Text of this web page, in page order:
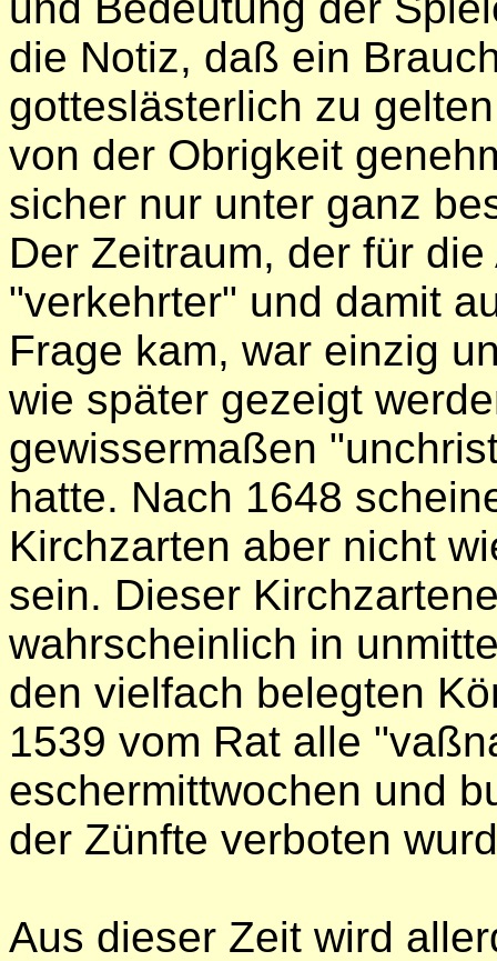
die Notiz, daß ein
gotteslästerlich zu
von der Obrigkeit
sicher nur unter ganz
Der Zeitraum, der für
"verkehrter" und damit
Frage kam, war einzig
wie später gezeigt
gewissermaßen
hatte. Nach 1648
Kirchzarten aber nicht
sein. Dieser
wahrscheinlich in
den vielfach belegten
1539 vom Rat alle
eschermittwochen und
der Zünfte verboten
Aus dieser Zeit wird